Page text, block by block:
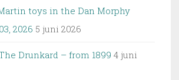
toys in the Dan Morphy
2026 5 juni 2026
Drunkard – from 1899 4 juni